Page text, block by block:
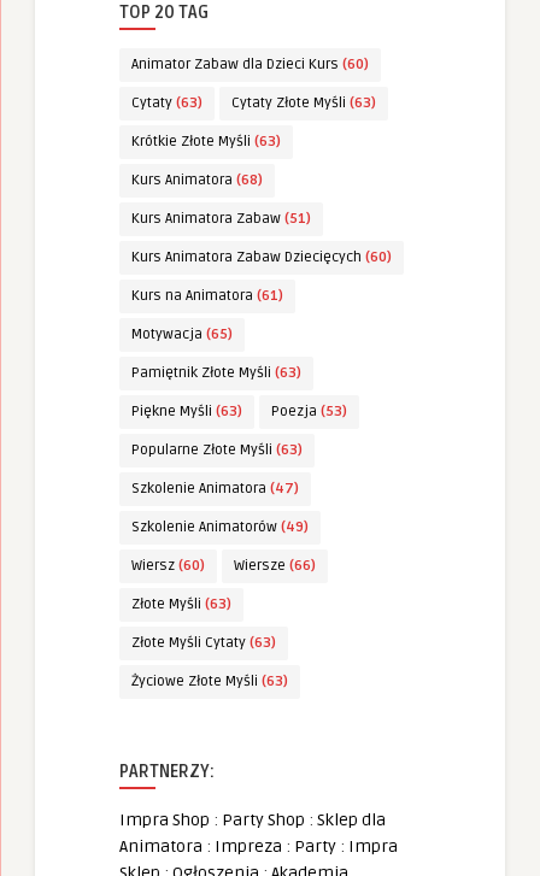
TOP 20 TAG
Animator Zabaw dla Dzieci Kurs (60)
Cytaty (63) Cytaty Złote Myśli (63)
Krótkie Złote Myśli (63)
Kurs Animatora (68)
Kurs Animatora Zabaw (51)
Kurs Animatora Zabaw Dziecięcych (60)
Kurs na Animatora (61)
Motywacja (65)
Pamiętnik Złote Myśli (63)
Piękne Myśli (63) Poezja (53)
Popularne Złote Myśli (63)
Szkolenie Animatora (47)
Szkolenie Animatorów (49)
Wiersz (60) Wiersze (66)
Złote Myśli (63)
Złote Myśli Cytaty (63)
Życiowe Złote Myśli (63)
PARTNERZY:
Impra Shop : Party Shop : Sklep dla
Animatora : Impreza : Party : Impra